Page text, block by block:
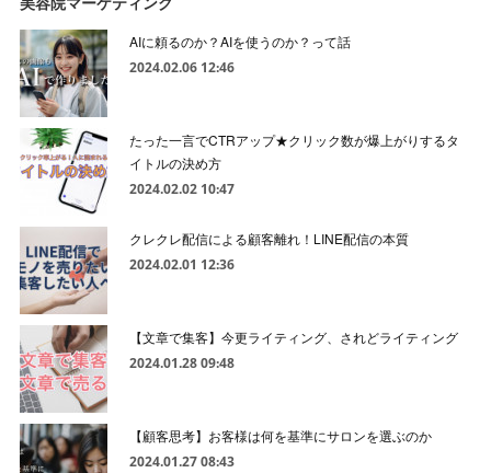
AIに頼るのか？AIを使うのか？って話
2024.02.06 12:46
たった一言でCTRアップ★クリック数が爆上がりするタ
イトルの決め方
2024.02.02 10:47
クレクレ配信による顧客離れ！LINE配信の本質
2024.02.01 12:36
【文章で集客】今更ライティング、されどライティング
2024.01.28 09:48
【顧客思考】お客様は何を基準にサロンを選ぶのか
2024.01.27 08:43